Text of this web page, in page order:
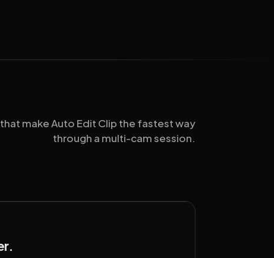
make Auto Edit Clip the fastest way
through a multi-cam session.